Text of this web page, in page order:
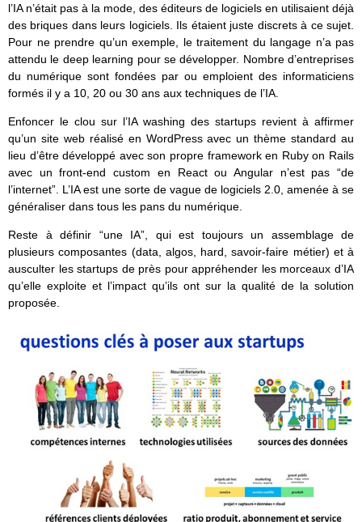
l’IA n’était pas à la mode, des éditeurs de logiciels en utilisaient déjà
des briques dans leurs logiciels. Ils étaient juste discrets à ce sujet.
Pour ne prendre qu’un exemple, le traitement du langage n’a pas
attendu le deep learning pour se développer. Nombre d’entreprises
du numérique sont fondées par ou emploient des informaticiens
formés il y a 10, 20 ou 30 ans aux techniques de l’IA.
Enfoncer le clou sur l’IA washing des startups revient à affirmer
qu’un site web réalisé en WordPress avec un thème standard au
lieu d’être développé avec son propre framework en Ruby on Rails
avec un front-end custom en React ou Angular n’est pas “de
l’internet”. L’IA est une sorte de vague de logiciels 2.0, amenée à se
généraliser dans tous les pans du numérique.
Reste à définir “une IA”, qui est toujours un assemblage de
plusieurs composantes (data, algos, hard, savoir-faire métier) et à
ausculter les startups de près pour appréhender les morceaux d’IA
qu’elle exploite et l’impact qu’ils ont sur la qualité de la solution
proposée.